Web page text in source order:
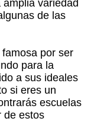
variedad
de las
por ser
para la
a sus ideales
si eres un
escuelas
de estos